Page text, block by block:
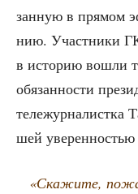
зан­ную в пря­мом
нию. Участ­ни­ки
в исто­рию вошли
обя­зан­но­сти
теле­жур­на­лист­ка
шей уве­рен­но­стью
«Ска­жи­те,